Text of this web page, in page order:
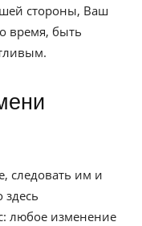
стороны, Ваш
время, быть
следовать им и
любое изменение